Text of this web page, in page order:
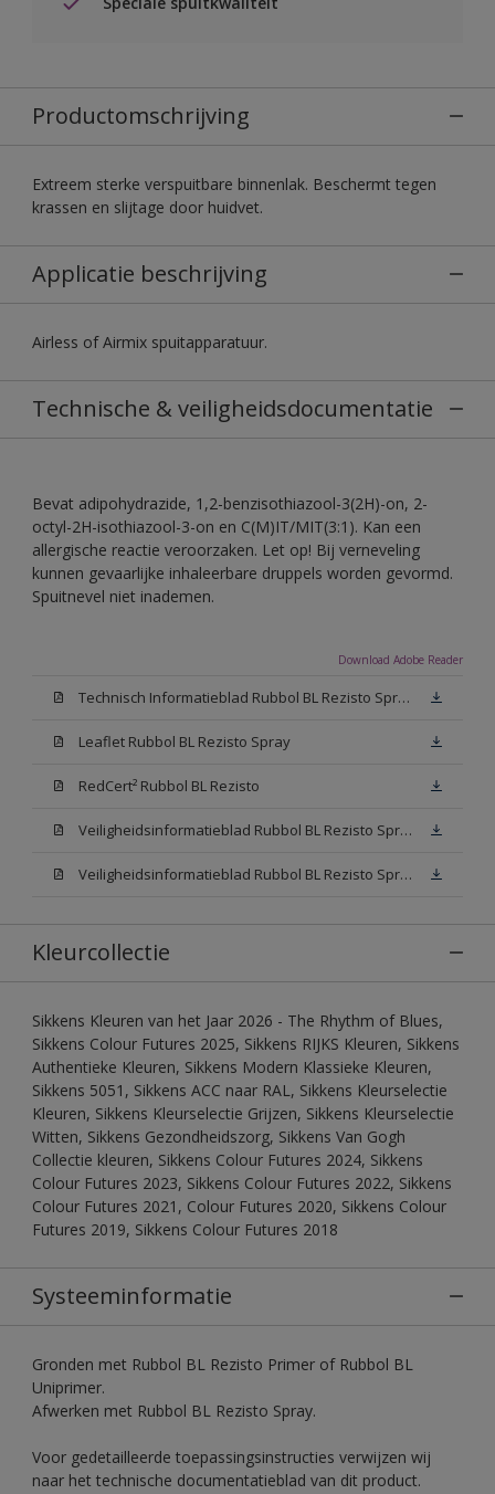
Productomschrijving
Extreem sterke verspuitbare binnenlak. Beschermt tegen
krassen en slijtage door huidvet.
Applicatie beschrijving
Airless of Airmix spuitapparatuur.
Technische & veiligheidsdocumentatie
Bevat adipohydrazide, 1,2-benzisothiazool-3(2H)-on, 2-
octyl-2H-isothiazool-3-on en C(M)IT/MIT(3:1). Kan een
allergische reactie veroorzaken. Let op! Bij verneveling
kunnen gevaarlijke inhaleerbare druppels worden gevormd.
Spuitnevel niet inademen.
Download Adobe Reader
Technisch Informatieblad Rubbol BL Rezisto Spray (PDF)
Leaflet Rubbol BL Rezisto Spray
RedCert² Rubbol BL Rezisto
Veiligheidsinformatieblad Rubbol BL Rezisto Spray W05 (MSDS)
Veiligheidsinformatieblad Rubbol BL Rezisto Spray N00 (MSDS)
Kleurcollectie
Sikkens Kleuren van het Jaar 2026 - The Rhythm of Blues,
Sikkens Colour Futures 2025, Sikkens RIJKS Kleuren, Sikkens
Authentieke Kleuren, Sikkens Modern Klassieke Kleuren,
Sikkens 5051, Sikkens ACC naar RAL, Sikkens Kleurselectie
Kleuren, Sikkens Kleurselectie Grijzen, Sikkens Kleurselectie
Witten, Sikkens Gezondheidszorg, Sikkens Van Gogh
Collectie kleuren, Sikkens Colour Futures 2024, Sikkens
Colour Futures 2023, Sikkens Colour Futures 2022, Sikkens
Colour Futures 2021, Colour Futures 2020, Sikkens Colour
Futures 2019, Sikkens Colour Futures 2018
Systeeminformatie
Gronden met Rubbol BL Rezisto Primer of Rubbol BL
Uniprimer.
Afwerken met Rubbol BL Rezisto Spray.
Voor gedetailleerde toepassingsinstructies verwijzen wij
naar het technische documentatieblad van dit product.